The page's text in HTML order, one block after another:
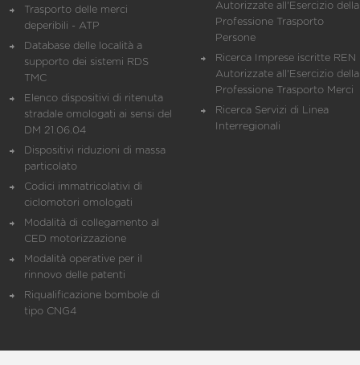
Trasporto delle merci
deperibili - ATP
Database delle località a
supporto dei sistemi RDS
TMC
Elenco dispositivi di ritenuta
stradale omologati ai sensi del
DM 21.06.04
Dispositivi riduzioni di massa
particolato
Codici immatricolativi di
ciclomotori omologati
Modalità di collegamento al
CED motorizzazione
Modalità operative per il
rinnovo delle patenti
Riqualificazione bombole di
tipo CNG4
Autorizzate all'Esercizio della
Professione Trasporto
Persone
Ricerca Imprese iscritte REN
Autorizzate all'Esercizio della
Professione Trasporto Merci
Ricerca Servizi di Linea
Interregionali